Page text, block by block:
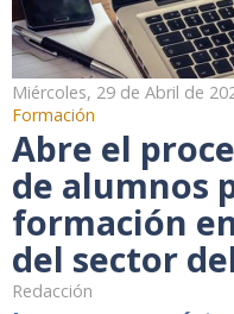
Miércoles, 29 de Abril de
Formación
Abre el
de alumnos
formación
del sector
Redacción